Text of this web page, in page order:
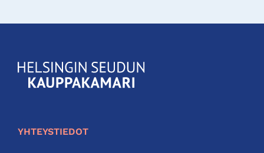
KauppakamariHelsingin
seudun
YHTEYSTIEDOT